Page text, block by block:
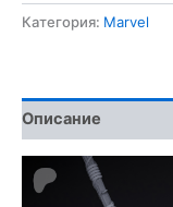
Cat
Категория: Marvel
Описание